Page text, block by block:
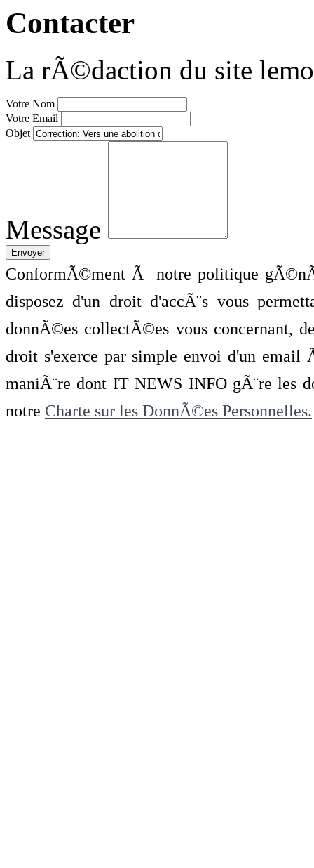
Contacter
La rÃ©daction du site
Votre Nom
Votre Email
Objet
Message
ConformÃ©ment Ã notre politique
disposez d'un droit d'accÃ¨s vous
donnÃ©es collectÃ©es vous concernant,
droit s'exerce par simple envoi d'un
maniÃ¨re dont IT NEWS INFO gÃ¨re les
notre Charte sur les DonnÃ©es Personnelles.